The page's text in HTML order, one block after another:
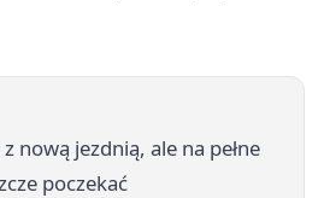
nową jezdnią, ale na pełne
poczekać